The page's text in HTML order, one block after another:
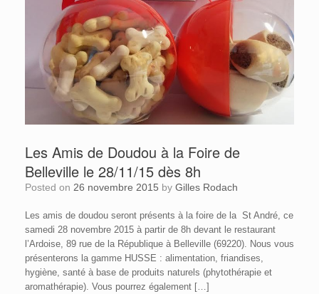
Les Amis de Doudou à la Foire de
Belleville le 28/11/15 dès 8h
Posted on 26 novembre 2015 by Gilles Rodach
Les amis de doudou seront présents à la foire de la St André, ce
samedi 28 novembre 2015 à partir de 8h devant le restaurant
l’Ardoise, 89 rue de la République à Belleville (69220). Nous vous
présenterons la gamme HUSSE : alimentation, friandises,
hygiène, santé à base de produits naturels (phytothérapie et
aromathérapie). Vous pourrez également […]